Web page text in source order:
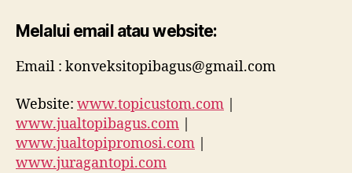
Melalui email atau website:
Email : konveksitopibagus@gmail.com
Website: www.topicustom.com |
www.jualtopibagus.com |
www.jualtopipromosi.com |
www.juragantopi.com